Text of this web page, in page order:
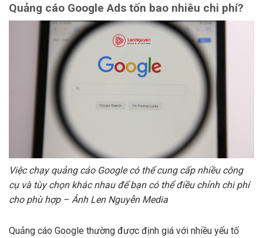
Quảng cáo Google Ads tốn bao nhiêu chi phí?
Việc chạy quảng cáo Google có thể cung cấp nhiều công
cụ và tùy chọn khác nhau để bạn có thể điều chỉnh chi phí
cho phù hợp – Ảnh Len Nguyễn Media
Quảng cáo Google thường được định giá với nhiều yếu tố